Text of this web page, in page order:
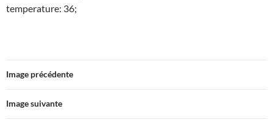
temperature: 36;
Image précédente
Image suivante